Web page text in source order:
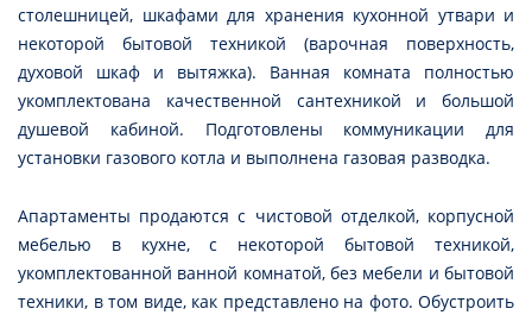
столешницей, шкафами для хранения кухонной утвари и
некоторой бытовой техникой (варочная поверхность,
духовой шкаф и вытяжка). Ванная комната полностью
укомплектована качественной сантехникой и большой
душевой кабиной. Подготовлены коммуникации для
установки газового котла и выполнена газовая разводка.
Апартаменты продаются с чистовой отделкой, корпусной
мебелью в кухне, с некоторой бытовой техникой,
укомплектованной ванной комнатой, без мебели и бытовой
техники, в том виде, как представлено на фото. Обустроить